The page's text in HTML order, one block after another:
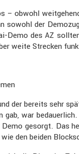
– obwohl
sowohl der
Demo desAZ
weite Strecken
der bereits sehr
gab, war
gesorgt. Das
den beiden